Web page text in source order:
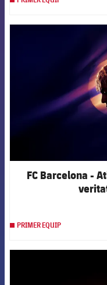
FC Barcelona -
PRIMER EQUIP